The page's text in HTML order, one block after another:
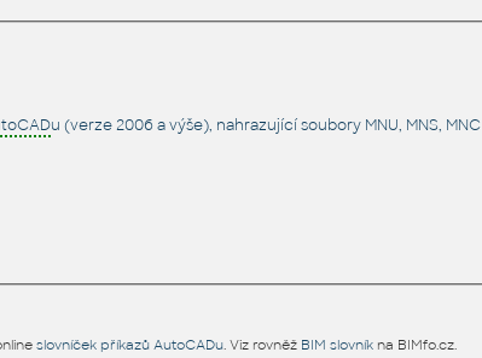
u (verze 2006 a výše), nahrazující soubory MNU, MNS, MNC
slovníček příkazů AutoCADu. Viz rovněž BIM slovníkna BIMfo.cz.